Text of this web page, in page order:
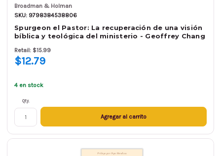
Broadman & Holman
SKU: 9798384538806
Spurgeon el Pastor: La recuperación de una visión
bíblica y teológica del ministerio - Geoffrey Chang
Retail: $15.99
$12.79
4 en stock
Qty.
Agregar al carrito